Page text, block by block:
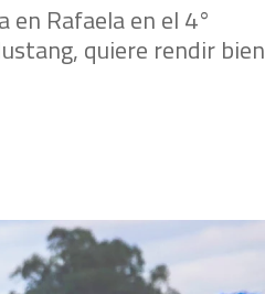
en Rafaela en el 4°
quiere rendir bien